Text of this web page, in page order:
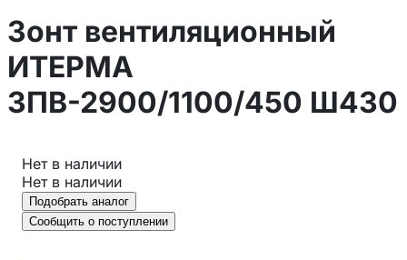
Зонт вентиляционный
ИТЕРМА
ЗПВ-2900/1100/450 Ш430
Нет в наличии
Нет в наличии
Подобрать аналог
Сообщить о поступлении